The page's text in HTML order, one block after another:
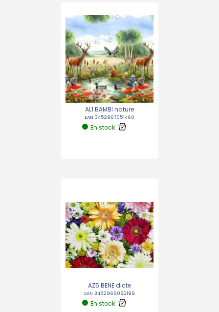
AL1 BAMBI nature
EAN 3452967051460
En stock
AZ5 BENE dicte
EAN 3452966082199
En stock